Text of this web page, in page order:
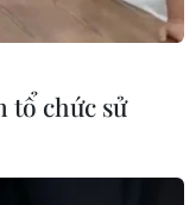
tổ chức sử